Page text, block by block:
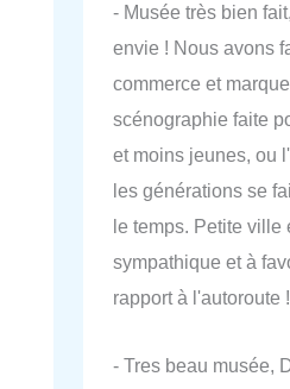
- Musée très bien
envie ! Nous avons
commerce et
scénographie faite
et moins jeunes, ou
les générations se
le temps. Petite ville
sympathique et à
rapport à l'autoroute !
- Tres beau musée,